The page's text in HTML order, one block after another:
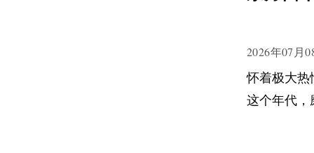
2026年07月
怀着极大
这个年代